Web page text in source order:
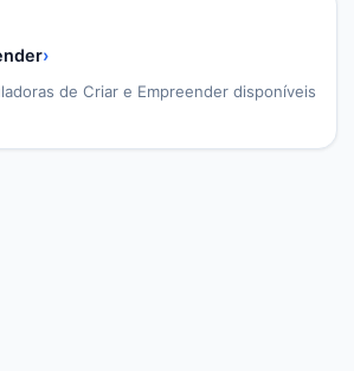
›
de Criar e Empreender disponíveis